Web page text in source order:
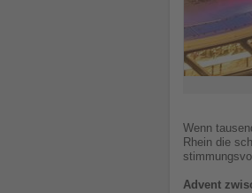
Wenn
Rhein die
Advent